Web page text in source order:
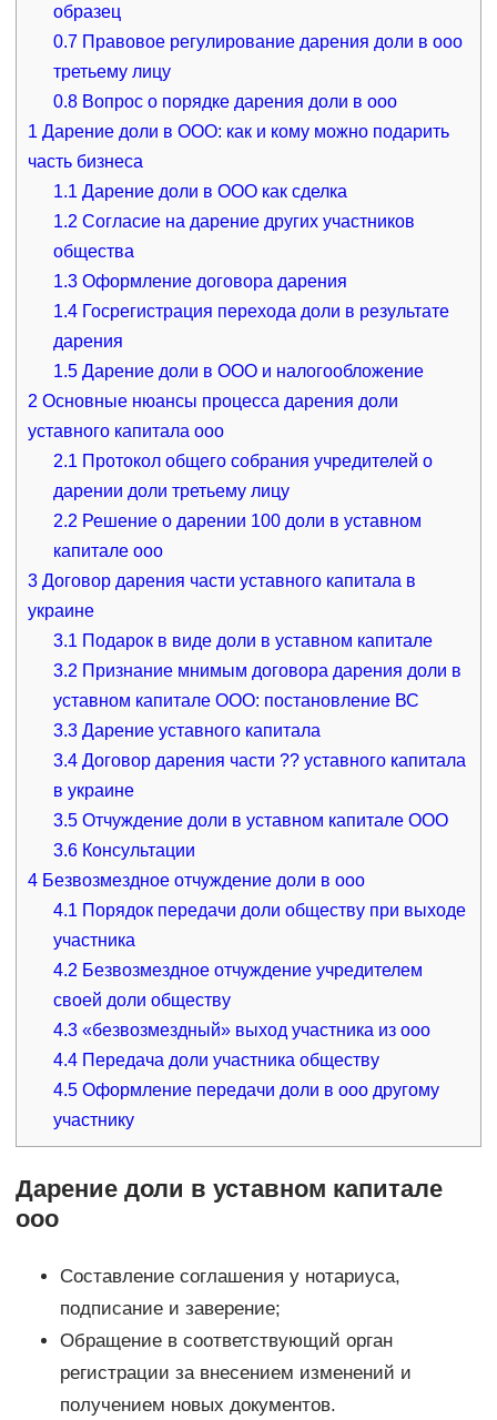
образец
0.7 Правовое регулирование дарения доли в ооо
третьему лицу
0.8 Вопрос о порядке дарения доли в ооо
1 Дарение доли в ООО: как и кому можно подарить
часть бизнеса
1.1 Дарение доли в ООО как сделка
1.2 Согласие на дарение других участников
общества
1.3 Оформление договора дарения
1.4 Госрегистрация перехода доли в результате
дарения
1.5 Дарение доли в ООО и налогообложение
2 Основные нюансы процесса дарения доли
уставного капитала ооо
2.1 Протокол общего собрания учредителей о
дарении доли третьему лицу
2.2 Решение о дарении 100 доли в уставном
капитале ооо
3Договор дарения части уставного капитала в
украине
3.1 Подарок в виде доли в уставном капитале
3.2 Признание мнимым договора дарения доли в
уставном капитале ООО: постановление ВС
3.3 Дарение уставного капитала
3.4 Договор дарения части ?? уставного капитала
в украине
3.5 Отчуждение доли в уставном капитале ООО
3.6 Консультации
4Безвозмездное отчуждение доли в ооо
4.1 Порядок передачи доли обществу при выходе
участника
4.2 Безвозмездное отчуждение учредителем
своей доли обществу
4.3 «безвозмездный» выход участника из ооо
4.4 Передача доли участника обществу
4.5 Оформление передачи доли в ооо другому
участнику
Дарение доли в уставном капитале
ооо
Составление соглашения у нотариуса,
подписание и заверение;
Обращение в соответствующий орган
регистрации за внесением изменений и
получением новых документов.